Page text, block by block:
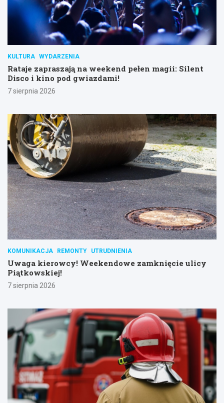
KULTURA WYDARZENIA
Rataje zapraszają na weekend pełen magii: Silent
Disco i kino pod gwiazdami!
7 sierpnia 2026
KOMUNIKACJA REMONTY UTRUDNIENIA
Uwaga kierowcy! Weekendowe zamknięcie ulicy
Piątkowskiej!
7 sierpnia 2026